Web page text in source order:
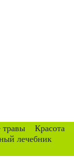
травы Красота
лечебник